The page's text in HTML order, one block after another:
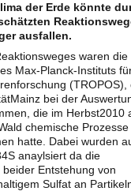
der Erde könnte
ausfallen.
waren die
Max-Planck-Instituts
(TROPOS),
bei der
die im Herbst2010
chemische Prozesse
hatte. Dabei wurden
anaylsiert da die
Entstehung von
Sulfat an